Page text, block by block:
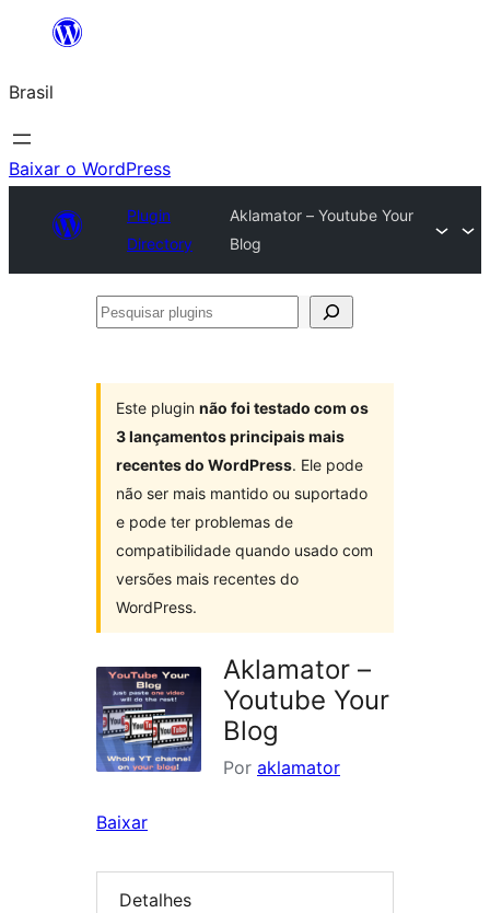
o
conteúdo
Brasil
Baixar o WordPress
Plugin
Directory
Aklamator – Youtube Your
Blog
Pesquisar
Este plugin não foi testado com os
3 lançamentos principais mais
recentes do WordPress. Ele pode
não ser mais mantido ou suportado
e pode ter problemas de
compatibilidade quando usado com
versões mais recentes do
WordPress.
Aklamator –
Youtube Your
Blog
Por aklamator
Baixar
Detalhes